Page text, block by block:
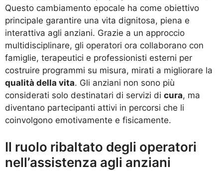
Questo cambiamento epocale ha come obiettivo
principale garantire una vita dignitosa, piena e
interattiva agli anziani. Grazie a un approccio
multidisciplinare, gli operatori ora collaborano con
famiglie, terapeutici e professionisti esterni per
costruire programmi su misura, mirati a migliorare la
qualità della vita. Gli anziani non sono più
considerati solo destinatari di servizi di cura, ma
diventano partecipanti attivi in percorsi che li
coinvolgono emotivamente e fisicamente.
Il ruolo ribaltato degli operatori
nell’assistenza agli anziani